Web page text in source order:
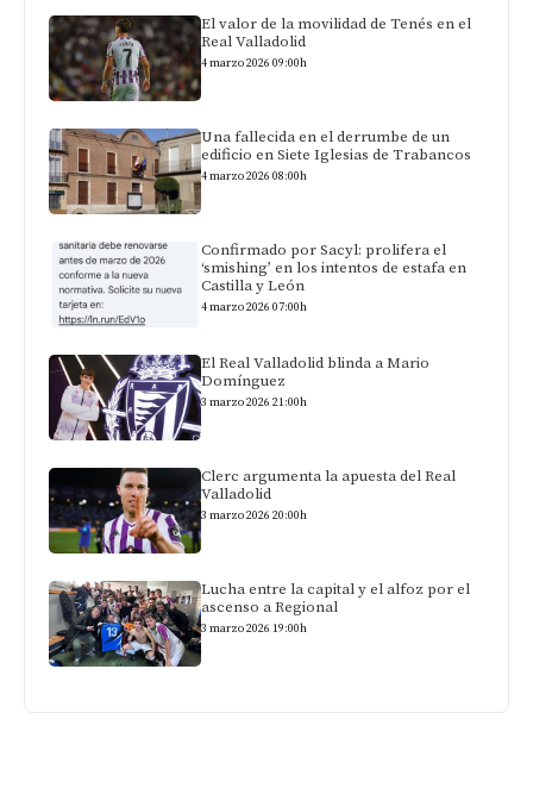
El valor de la movilidad de Tenés en el
Real Valladolid
4 marzo 2026 09:00h
Una fallecida en el derrumbe de un
edificio en Siete Iglesias de Trabancos
4 marzo 2026 08:00h
Confirmado por Sacyl: prolifera el
‘smishing’ en los intentos de estafa en
Castilla y León
4 marzo 2026 07:00h
El Real Valladolid blinda a Mario
Domínguez
3 marzo 2026 21:00h
Clerc argumenta la apuesta del Real
Valladolid
3 marzo 2026 20:00h
Lucha entre la capital y el alfoz por el
ascenso a Regional
3 marzo 2026 19:00h